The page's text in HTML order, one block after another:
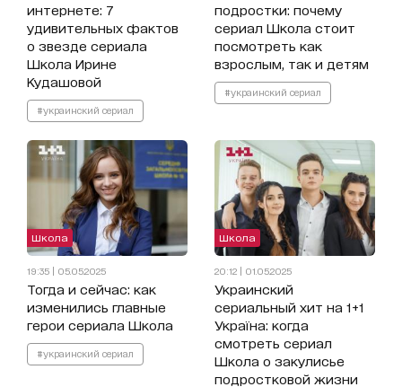
интернете: 7
удивительных фактов
о звезде сериала
Школа Ирине
Кудашовой
#украинский сериал
подростки: почему
сериал Школа стоит
посмотреть как
взрослым, так и детям
#украинский сериал
Школа
19:35 | 05.05.2025
Тогда и сейчас: как
изменились главные
герои сериала Школа
#украинский сериал
Школа
20:12 | 01.05.2025
Украинский
сериальный хит на 1+1
Україна: когда
смотреть сериал
Школа о закулисье
подростковой жизни